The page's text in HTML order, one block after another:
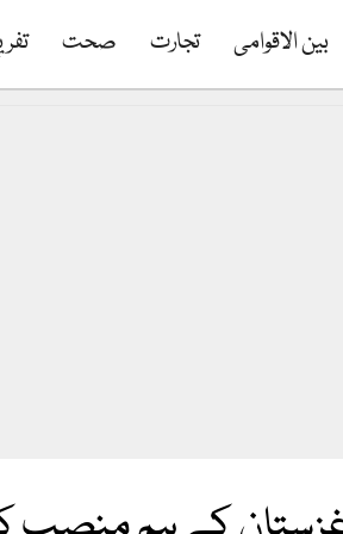
بین الاقوامی تجارت صحت